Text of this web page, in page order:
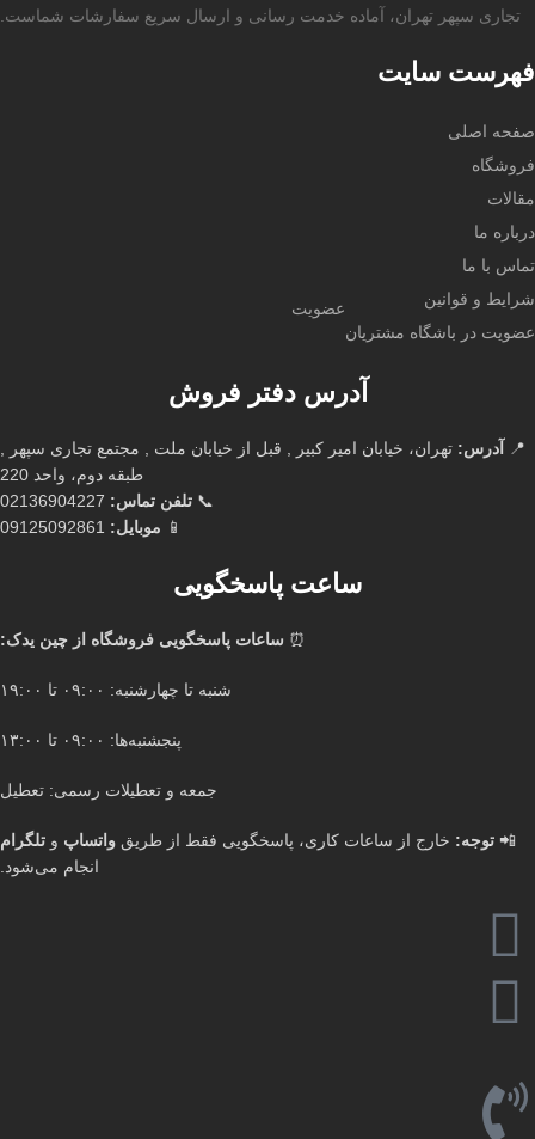
تجاری سپهر تهران، آماده خدمت رسانی و ارسال سریع سفارشات شماست.
فهرست سایت
صفحه اصلی
فروشگاه
مقالات
درباره ما
تماس با ما
شرایط و قوانین
عضویت در باشگاه مشتریان
عضویت
آدرس دفتر فروش
📍 آدرس: تهران، خیابان امیر کبیر , قبل از خیابان ملت , مجتمع تجاری سپهر ,
طبقه دوم، واحد 220
📞 تلفن تماس:
📱 موبایل:
ساعت پاسخگویی
⏰ ساعات پاسخگویی فروشگاه از چین یدک:
شنبه تا چهارشنبه: ۰۹:۰۰ تا ۱۹:۰۰
پنجشنبه‌ها: ۰۹:۰۰ تا ۱۳:۰۰
جمعه و تعطیلات رسمی: تعطیل
📲 توجه: خارج از ساعات کاری، پاسخگویی فقط از طریق واتساپ و تلگرام
انجام می‌شود.